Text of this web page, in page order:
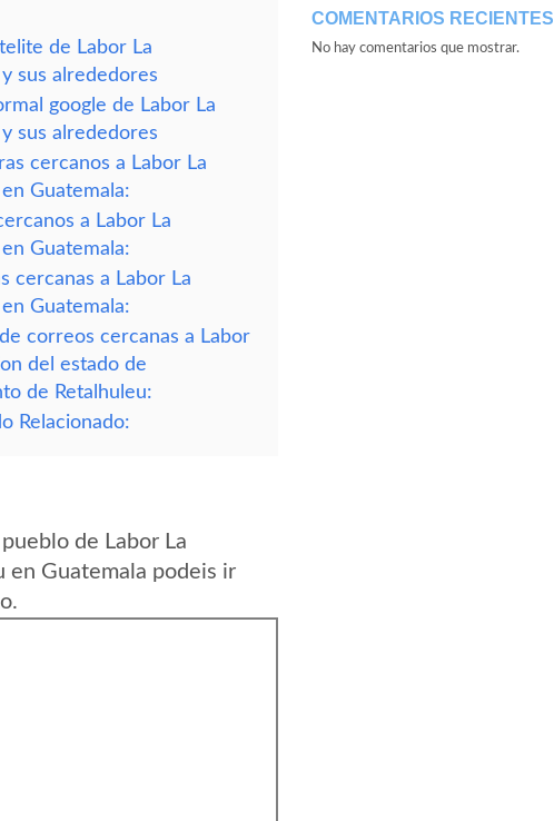
de Labor La
sus alrededores
google de Labor La
sus alrededores
cercanos a Labor La
Guatemala:
a Labor La
Guatemala:
cercanas a Labor La
Guatemala:
correos cercanas a Labor
del estado de
de Retalhuleu:
Relacionado:
de Labor La
en Guatemala podeis ir
COMENTARIOS RECIENTES
No hay comentarios que mostrar.